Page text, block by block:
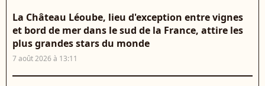
La Château Léoube, lieu d'exception entre vignes
et bord de mer dans le sud de la France, attire les
plus grandes stars du monde
7 août 2026 à 13:11